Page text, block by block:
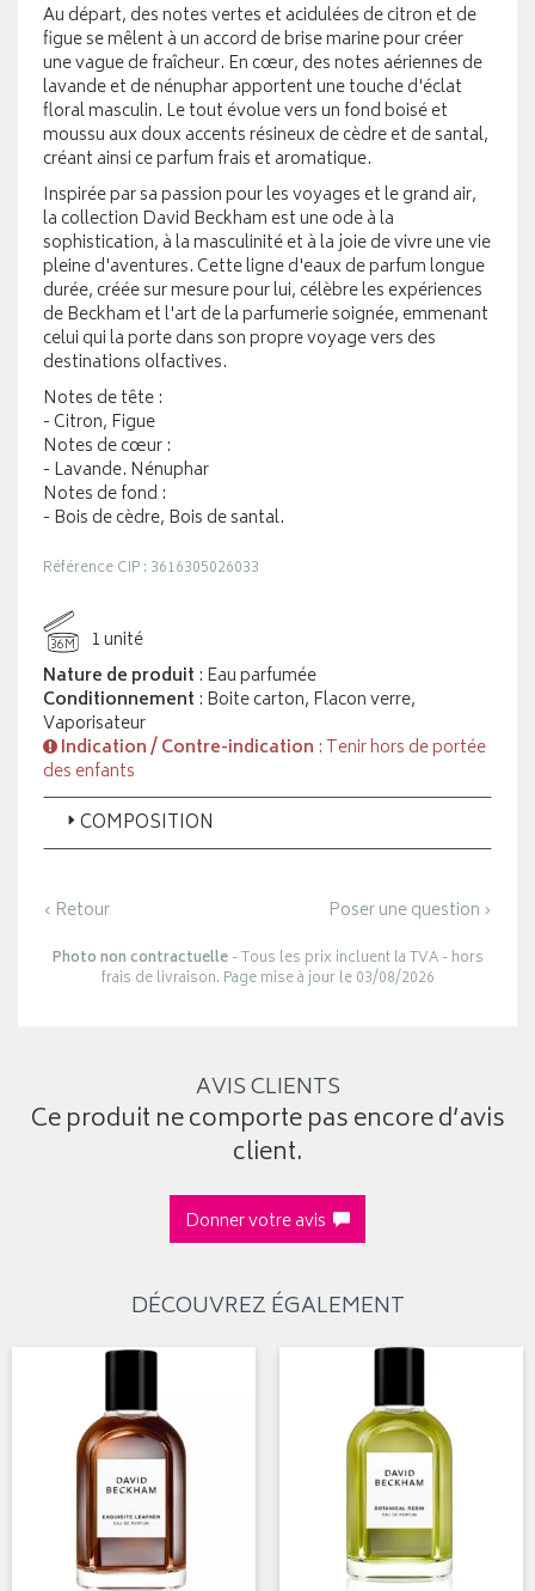
Au départ, des notes vertes et acidulées de citron et de
figue se mêlent à un accord de brise marine pour créer
une vague de fraîcheur. En cœur, des notes aériennes de
lavande et de nénuphar apportent une touche d'éclat
floral masculin. Le tout évolue vers un fond boisé et
moussu aux doux accents résineux de cèdre et de santal,
créant ainsi ce parfum frais et aromatique.
Inspirée par sa passion pour les voyages et le grand air,
la collection David Beckham est une ode à la
sophistication, à la masculinité et à la joie de vivre une vie
pleine d'aventures. Cette ligne d'eaux de parfum longue
durée, créée sur mesure pour lui, célèbre les expériences
de Beckham et l'art de la parfumerie soignée, emmenant
celui qui la porte dans son propre voyage vers des
destinations olfactives.
Notes de tête :
- Citron, Figue
Notes de cœur :
- Lavande. Nénuphar
Notes de fond :
- Bois de cèdre, Bois de santal.
Référence CIP : 3616305026033
36M
1 unité
Nature de produit : Eau parfumée
Conditionnement : Boite carton, Flacon verre,
Vaporisateur
Indication / Contre-indication : Tenir hors de portée
des enfants
COMPOSITION
‹ Retour Poser une question ›
Photo non contractuelle- Tous les prix incluent la TVA - hors
frais de livraison. Page mise à jour le 03/08/2026
AVIS CLIENTS
Ce produit ne comporte pas encore d’avis
client.
Donner votre avis
DÉCOUVREZ ÉGALEMENT